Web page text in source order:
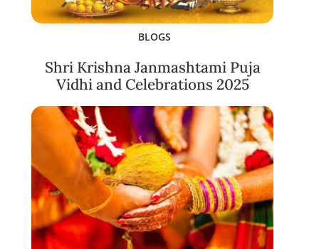
BLOGS
Shri Krishna Janmashtami Puja
Vidhi and Celebrations 2025